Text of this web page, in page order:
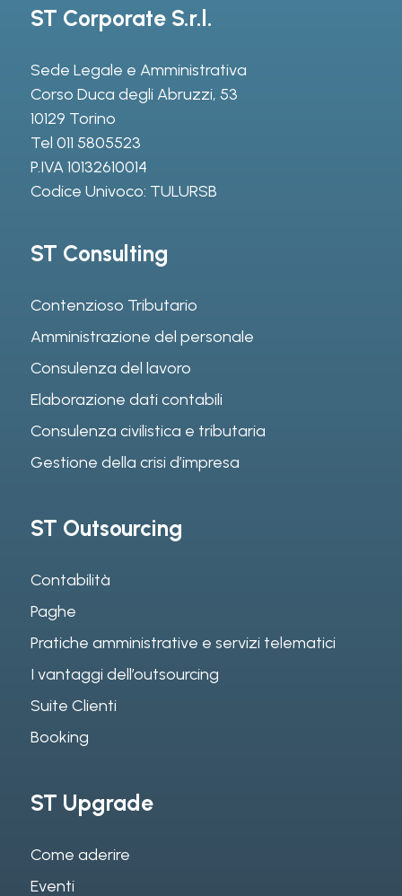
ST Corporate S.r.l.
Sede Legale e Amministrativa
Corso Duca degli Abruzzi, 53
10129 Torino
Tel 011 5805523
P.IVA 10132610014
Codice Univoco: TULURSB
ST Consulting
Contenzioso Tributario
Amministrazione del personale
Consulenza del lavoro
Elaborazione dati contabili
Consulenza civilistica e tributaria
Gestione della crisi d’impresa
ST Outsourcing
Contabilità
Paghe
Pratiche amministrative e servizi telematici
I vantaggi dell’outsourcing
Suite Clienti
Booking
ST Upgrade
Come aderire
Eventi